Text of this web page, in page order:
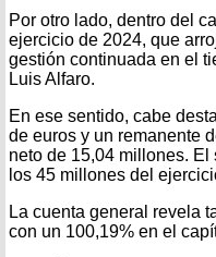
Por otro lado, dentro del
ejercicio de 2024, que
gestión continuada en el
Luis Alfaro.
En ese sentido, cabe
de euros y un remanente
neto de 15,04 millones.
los 45 millones del
La cuenta general revela
con un 100,19% en el